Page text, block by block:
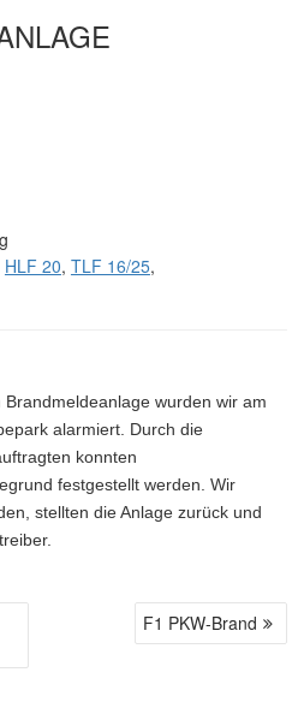
HLF 20, TLF 16/25,
wurden wir am
alarmiert. Durch die
konnten
festgestellt werden. Wir
stellten die Anlage zurück und
F1 PKW-Brand